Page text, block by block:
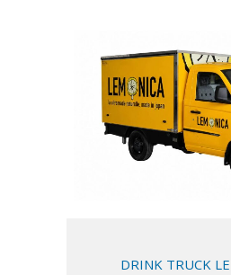
DRINK TRUCK